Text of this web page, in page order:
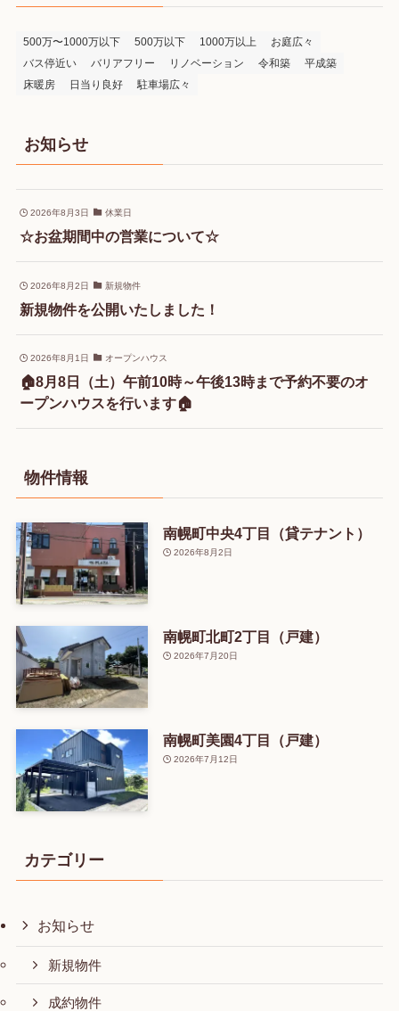
500万〜1000万以下 500万以下 1000万以上
お庭広々
バス停近い
バリアフリー リノベーション 令和築
平成築
床暖房
日当り良好 駐車場広々
お知らせ
2026年8月3日 休業日
☆お盆期間中の営業について☆
2026年8月2日 新規物件
新規物件を公開いたしました！
2026年8月1日 オープンハウス
🏠8月8日（土）午前10時～午後13時まで予約不要のオ
ープンハウスを行います🏠
物件情報
南幌町中央4丁目（貸テナント）
2026年8月2日
南幌町北町2丁目（戸建）
2026年7月20日
南幌町美園4丁目（戸建）
2026年7月12日
カテゴリー
お知らせ
新規物件
成約物件